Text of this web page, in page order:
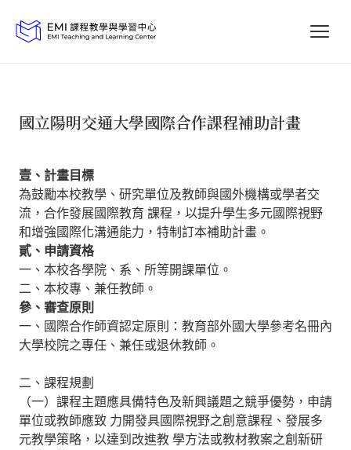
國立陽明交通大學國際合作課程補助計畫
壹、計畫目標
為鼓勵本校教學、研究單位及教師與國外機構或學者交
流，合作發展國際教育 課程，以提升學生多元國際視野
和增強國際化溝通能力，特制訂本補助計畫。
貳、申請資格
一、本校各學院、系、所等開課單位。
二、本校專、兼任教師。
參、審查原則
一、國際合作師資認定原則：教育部外國大學參考名冊內
大學校院之專任、兼任或退休教師。
二、課程規劃
（一）課程主題應具備特色及新興議題之競爭優勢，申請
單位或教師應致 力開發具國際視野之創意課程、發展多
元教學策略，以達到改進教 學方法或教材教案之創新研